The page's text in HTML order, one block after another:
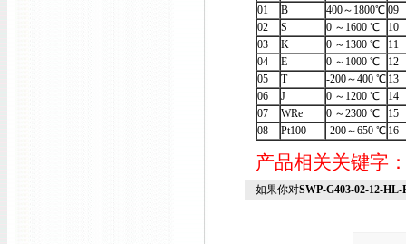
01
B 400～1800℃ 09
02
S 0 ～1600 ℃
10
03
K 0 ～1300 ℃
11
04
E 0 ～1000 ℃
12
05
T -200～400 ℃ 13
06
J 0 ～1200 ℃
14
07
WRe 0 ～2300 ℃
15
08
Pt100 -200～650 ℃ 16
产品相关关键字
如果你对SWP-G403-02-12-HL-